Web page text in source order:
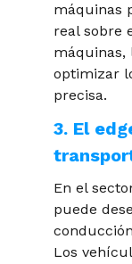
máquinas
real sobre
máquinas,
optimizar
precisa.
3. El
En el
puede
Los